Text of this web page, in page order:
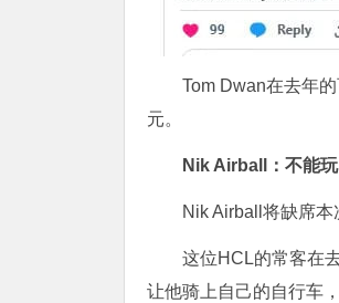
Tom Dwan在去年
元。
Nik Airball：不能
Nik Airball将缺席本
这位HCL的常客在
让他骑上自己的自行车